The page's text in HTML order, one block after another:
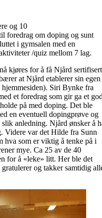
og 10
foredrag om doping og sunt
i gymsalen med en
/quiz mellom 7 lag.
kjøres for å få Njård sertifisert
at Njård etablerer sin egen
Siri Bynke fra
et foredrag som gir ga et
på med doping. Det ble
en eventuell dopingprøve og
anledning. Njård ønsker å
Videre var det Hilde fra Sunn
hva som er viktig å tenke på i
mye. Ca 25 av de 40
for å «leke» litt. Her ble det
og takker samtidig